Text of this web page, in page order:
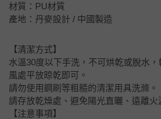
材質：PU材質
產地：丹麥設計 / 中國製造
【清潔方式】
水溫30度以下手洗，不可烘乾或脫水
風處平放晾乾即可。
請勿使用鋼刷等粗糙的清潔用具洗滌。
請存放乾燥處、避免陽光直曬、遠離火
【注意事項】